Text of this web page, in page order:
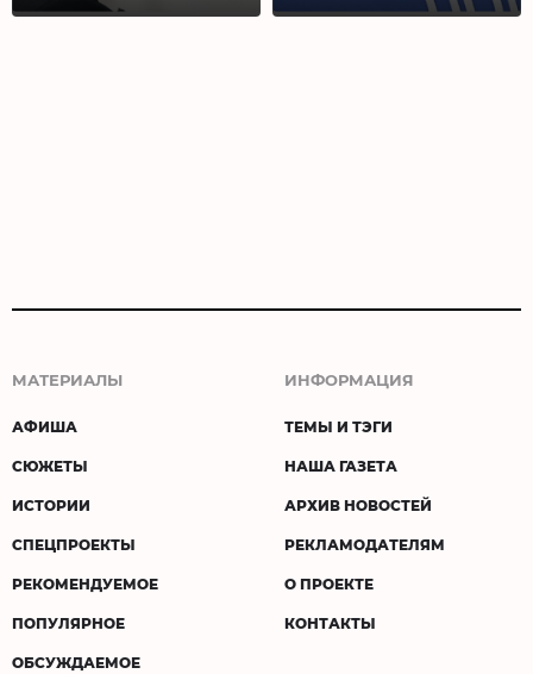
МАТЕРИАЛЫ
АФИША
СЮЖЕТЫ
ИСТОРИИ
СПЕЦПРОЕКТЫ
РЕКОМЕНДУЕМОЕ
ПОПУЛЯРНОЕ
ОБСУЖДАЕМОЕ
ИНФОРМАЦИЯ
ТЕМЫ И ТЭГИ
НАША ГАЗЕТА
АРХИВ НОВОСТЕЙ
РЕКЛАМОДАТЕЛЯМ
О ПРОЕКТЕ
КОНТАКТЫ